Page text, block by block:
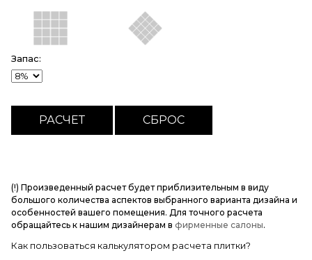
Запас:
(!) Произведенный расчет будет приблизительным в виду
большого количества аспектов выбранного варианта дизайна и
особенностей вашего помещения. Для точного расчета
обращайтесь к нашим дизайнерам в фирменные салоны.
Как пользоваться калькулятором расчета плитки?